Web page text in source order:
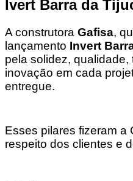
Ivert Barra da
A construtora Gafisa,
lançamento Invert
pela solidez,
inovação em cada
entregue.
Esses pilares fizeram a
respeito dos clientes e